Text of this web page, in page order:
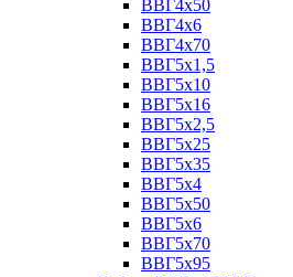
ВВГ4х50
ВВГ4х6
ВВГ4х70
ВВГ5х1,5
ВВГ5х10
ВВГ5х16
ВВГ5х2,5
ВВГ5х25
ВВГ5х35
ВВГ5х4
ВВГ5х50
ВВГ5х6
ВВГ5х70
ВВГ5х95